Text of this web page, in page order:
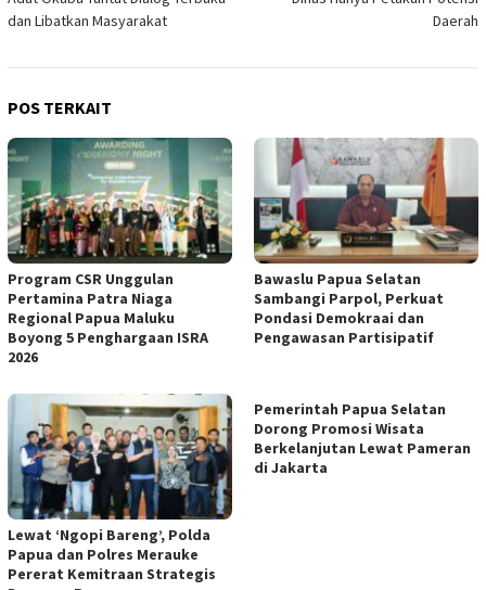
dan Libatkan Masyarakat
Daerah
POS TERKAIT
Program CSR Unggulan
Pertamina Patra Niaga
Regional Papua Maluku
Boyong 5 Penghargaan ISRA
2026
Bawaslu Papua Selatan
Sambangi Parpol, Perkuat
Pondasi Demokraai dan
Pengawasan Partisipatif
Lewat ‘Ngopi Bareng’, Polda
Papua dan Polres Merauke
Pererat Kemitraan Strategis
Pemerintah Papua Selatan
Dorong Promosi Wisata
Berkelanjutan Lewat Pameran
di Jakarta